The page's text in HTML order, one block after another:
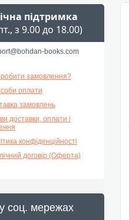
підтримка
з 9.00 до 18.00)
books.com
замовлення?
оплати
замовлень
доставки, оплати і
конфіденційності
договір (Оферта)
соц. мережах